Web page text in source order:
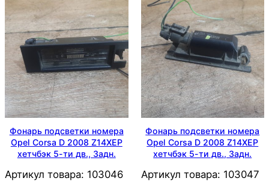
Фонарь подсветки номера
Opel Corsa D 2008 Z14XEP
хетчбэк 5-ти дв., Задн.
Артикул товара: 103046
Фонарь подсветки номера
Opel Corsa D 2008 Z14XEP
хетчбэк 5-ти дв., Задн.
Артикул товара: 103047